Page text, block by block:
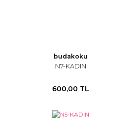
budakoku
N7-KADIN
600,00 TL